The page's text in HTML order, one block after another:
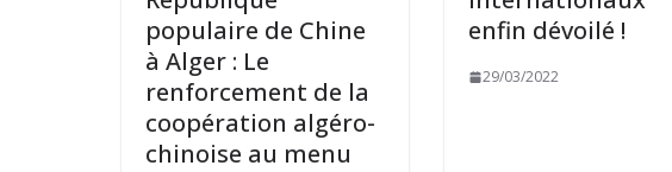
populaire de Chine
à Alger : Le
renforcement de la
coopération algéro-
chinoise au menu
enfin dévoilé !
29/03/2022